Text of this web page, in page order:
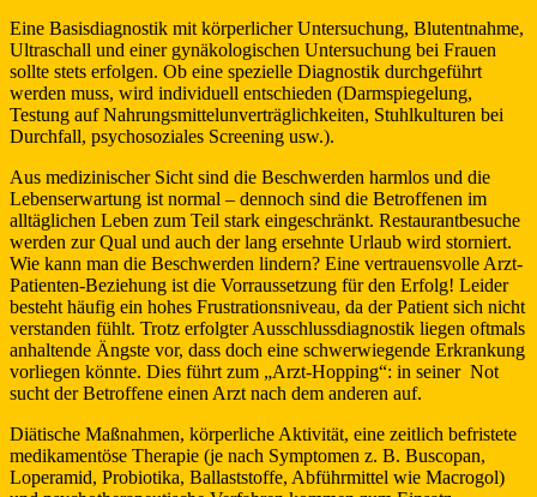
Eine Basisdiagnostik mit körperlicher Untersuchung, Blutentnahme,
Ultraschall und einer gynäkologischen Untersuchung bei Frauen
sollte stets erfolgen. Ob eine spezielle Diagnostik durchgeführt
werden muss, wird individuell entschieden (Darmspiegelung,
Testung auf Nahrungsmittelunverträglichkeiten, Stuhlkulturen bei
Durchfall, psychosoziales Screening usw.).
Aus medizinischer Sicht sind die Beschwerden harmlos und die
Lebenserwartung ist normal – dennoch sind die Betroffenen im
alltäglichen Leben zum Teil stark eingeschränkt. Restaurantbesuche
werden zur Qual und auch der lang ersehnte Urlaub wird storniert.
Wie kann man die Beschwerden lindern? Eine vertrauensvolle Arzt-
Patienten-Beziehung ist die Vorraussetzung für den Erfolg! Leider
besteht häufig ein hohes Frustrationsniveau, da der Patient sich nicht
verstanden fühlt. Trotz erfolgter Ausschlussdiagnostik liegen oftmals
anhaltende Ängste vor, dass doch eine schwerwiegende Erkrankung
vorliegen könnte. Dies führt zum „Arzt-Hopping“: in seiner Not
sucht der Betroffene einen Arzt nach dem anderen auf.
Diätische Maßnahmen, körperliche Aktivität, eine zeitlich befristete
medikamentöse Therapie (je nach Symptomen z. B. Buscopan,
Loperamid, Probiotika, Ballaststoffe, Abführmittel wie Macrogol)